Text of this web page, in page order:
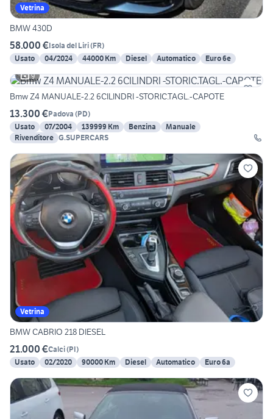
Vetrina
BMW 430D
58.000 €Isola del Liri(FR)
Usato
04/2024 44000 Km Diesel Automatico
Euro 6e
9
Bmw Z4 MANUALE-2.2 6CILINDRI -STORIC.TAGL.-CAPOTE
13.300 €Padova (PD)
Usato
07/2004 139999 Km Benzina
Manuale
Rivenditore G.SUPERCARS
Vetrina
BMW CABRIO 218 DIESEL
21.000 €Calci(PI)
Usato
02/2020 90000 Km Diesel Automatico Euro 6a